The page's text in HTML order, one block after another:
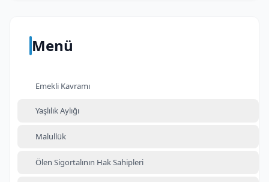
Menü
Emekli Kavramı
Yaşlılık Aylığı
Malullük
Ölen Sigortalının Hak Sahipleri